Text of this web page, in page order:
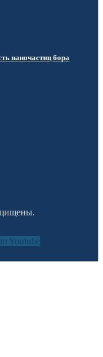
наночастиц бора
Youtube